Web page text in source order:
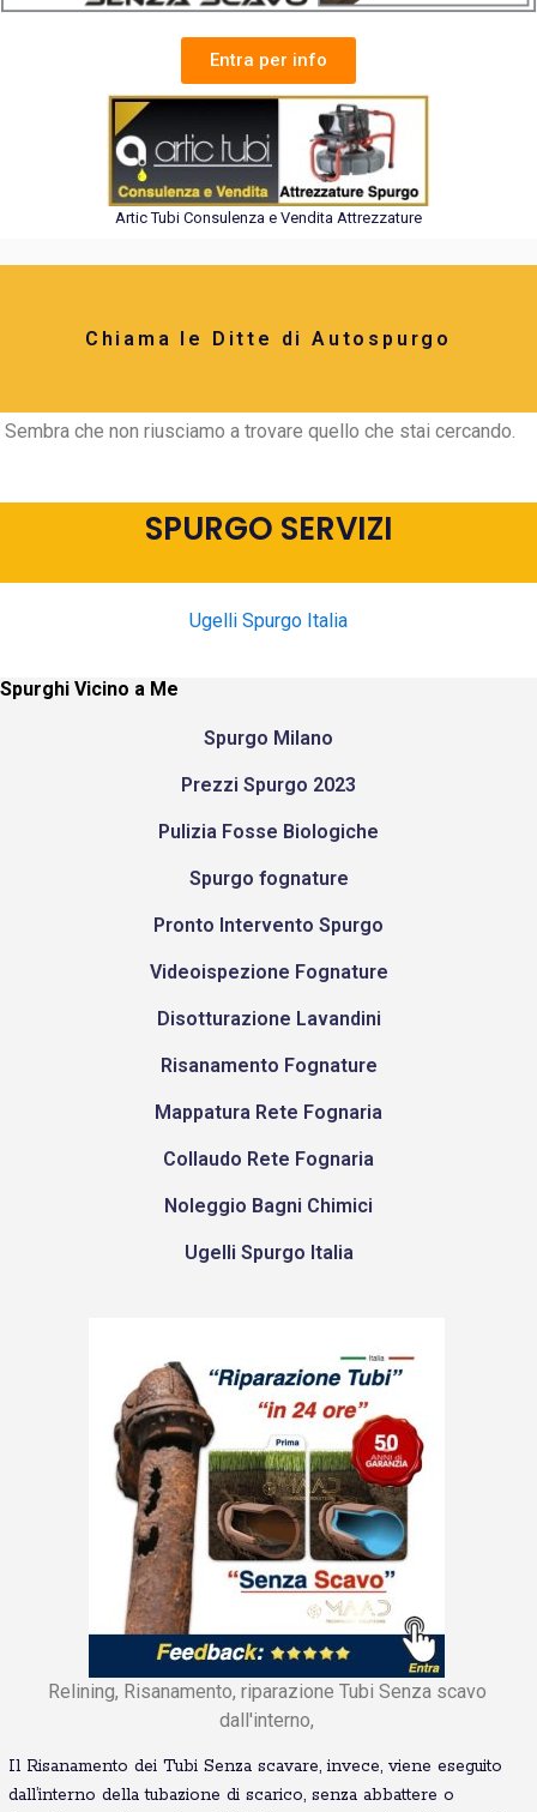
Entra per info
Artic Tubi Consulenza e Vendita Attrezzature
Chiama le Ditte di Autospurgo
Sembra che non riusciamo a trovare quello che stai cercando.
SPURGO SERVIZI
Ugelli Spurgo Italia
Spurghi Vicino a Me
Spurgo Milano
Prezzi Spurgo 2023
Pulizia Fosse Biologiche
Spurgo fognature
Pronto Intervento Spurgo
Videoispezione Fognature
Disotturazione Lavandini
Risanamento Fognature
Mappatura Rete Fognaria
Collaudo Rete Fognaria
Noleggio Bagni Chimici
Ugelli Spurgo Italia
Relining, Risanamento, riparazione Tubi Senza scavo
dall'interno,
Il Risanamento dei Tubi Senza scavare, invece, viene eseguito
dall’interno della tubazione di scarico, senza abbattere o